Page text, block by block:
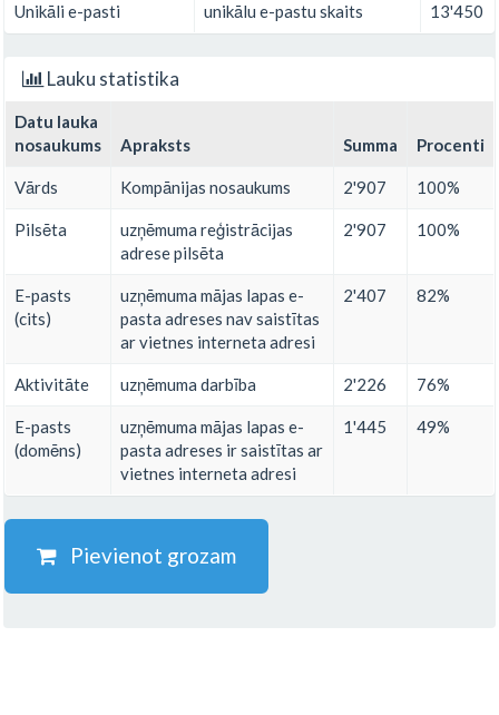
Unikāli e-pasti unikālu e-pastu skaits 13'450
Lauku statistika
Datu lauka
nosaukums
Apraksts Summa Procenti
Vārds Kompānijas nosaukums 2'907 100%
Pilsēta
uzņēmuma reģistrācijas
adrese pilsēta
2'907 100%
E-pasts
(cits)
uzņēmuma mājas lapas e-
pasta adreses nav saistītas
ar vietnes interneta adresi
2'407 82%
Aktivitāte uzņēmuma darbība 2'226 76%
E-pasts
(domēns)
uzņēmuma mājas lapas e-
pasta adreses ir saistītas ar
vietnes interneta adresi
1'445 49%
Pievienot grozam